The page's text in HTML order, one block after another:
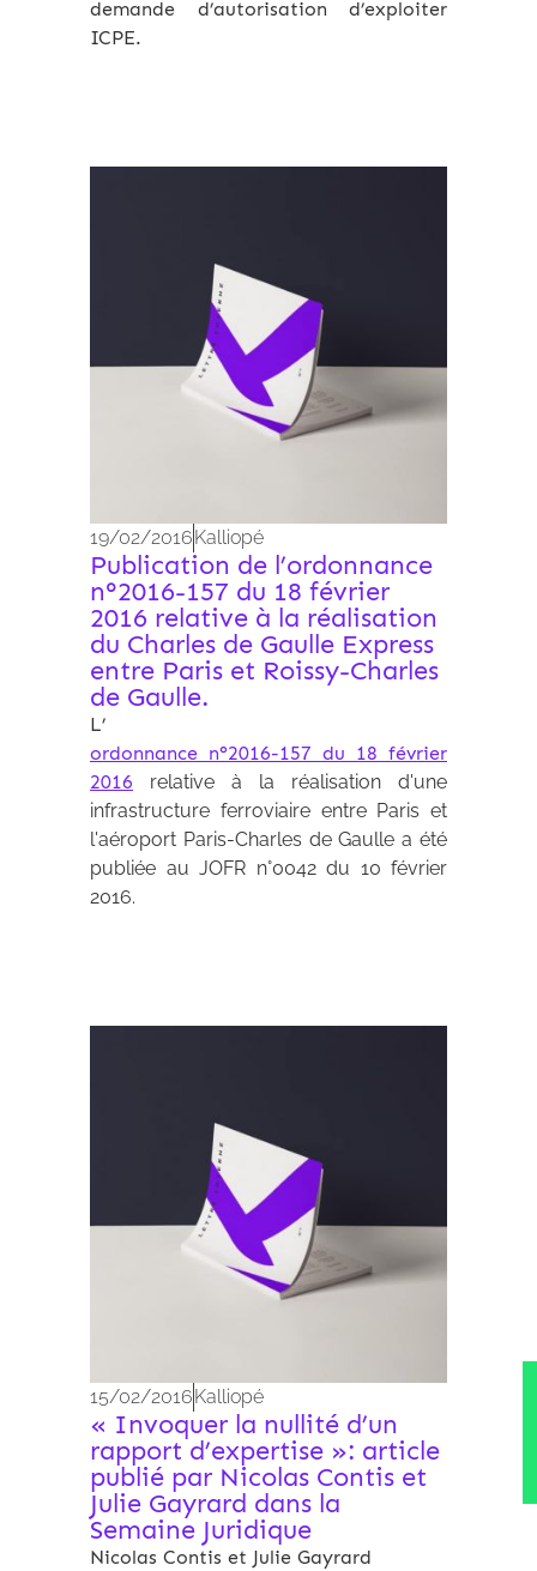
demande d’autorisation d’exploiter
ICPE.
19/02/2016 Kalliopé
Publication de l’ordonnance
n°2016-157 du 18 février
2016 relative à la réalisation
du Charles de Gaulle Express
entre Paris et Roissy-Charles
de Gaulle.
L’
ordonnance n°2016-157 du 18 février
2016 relative à la réalisation d'une
infrastructure ferroviaire entre Paris et
l'aéroport Paris-Charles de Gaulle a été
publiée au JOFR n°0042 du 10 février
2016.
15/02/2016 Kalliopé
« Invoquer la nullité d’un
rapport d’expertise »: article
publié par Nicolas Contis et
Julie Gayrard dans la
Semaine Juridique
Nicolas Contis et Julie Gayrard